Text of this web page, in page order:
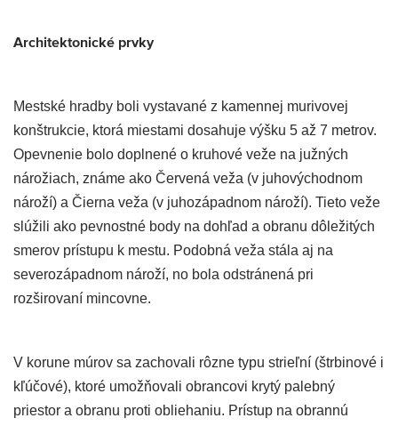
Architektonické prvky
Mestské hradby boli vystavané z kamennej murivovej
konštrukcie, ktorá miestami dosahuje výšku 5 až 7 metrov.
Opevnenie bolo doplnené o kruhové veže na južných
nárožiach, známe ako Červená veža (v juhovýchodnom
nároží) a Čierna veža (v juhozápadnom nároží). Tieto veže
slúžili ako pevnostné body na dohľad a obranu dôležitých
smerov prístupu k mestu. Podobná veža stála aj na
severozápadnom nároží, no bola odstránená pri
rozširovaní mincovne.
V korune múrov sa zachovali rôzne typu strieľní (štrbinové i
kľúčové), ktoré umožňovali obrancovi krytý palebný
priestor a obranu proti obliehaniu. Prístup na obrannú